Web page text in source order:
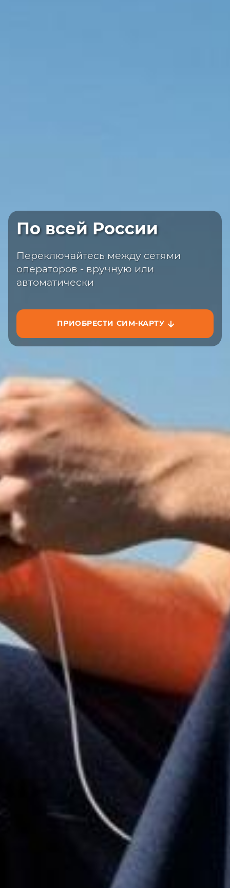
По всей России
Переключайтесь между сетями
операторов - вручную или
автоматически
ПРИОБРЕСТИ СИМ-КАРТУ
Быстрая доставка
сайте или на маркетплейсах
ЗАКАЗАТЬ НА САЙТЕ